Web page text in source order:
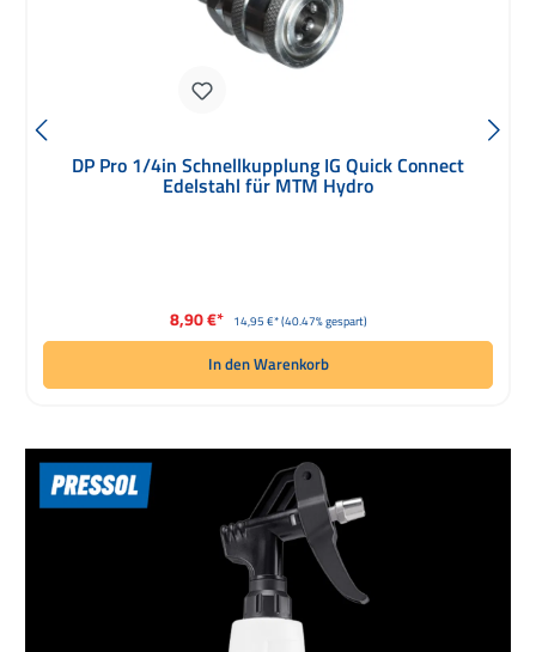
DP Pro 1/4in Schnellkupplung IG Quick Connect
Edelstahl für MTM Hydro
Verkaufspreis:
8,90 €* Regulärer Preis:
14,95 €*(40.47% gespart)
In den Warenkorb